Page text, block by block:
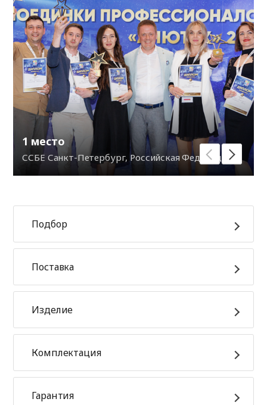
1 место
ССБЕ Санкт-Петербург, Российская Федерация
Подбор
Поставка
Изделие
Комплектация
Гарантия